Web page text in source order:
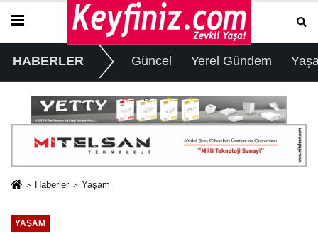
HABERLER Güncel Yerel Gündem
Haberler Yaşam
YAŞAM